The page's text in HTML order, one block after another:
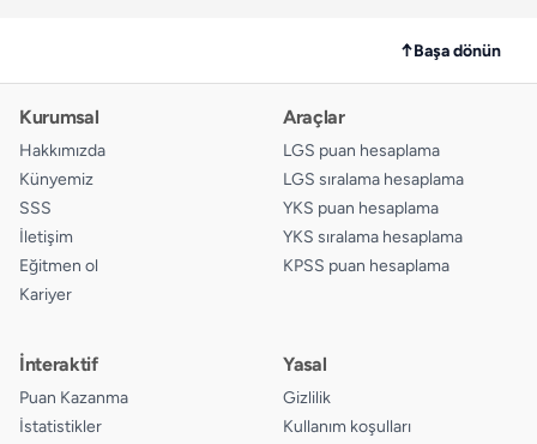
↑Başa dönün
Kurumsal
Hakkımızda
Künyemiz
SSS
İletişim
Eğitmen ol
Kariyer
Araçlar
LGS puan hesaplama
LGS sıralama hesaplama
YKS puan hesaplama
YKS sıralama hesaplama
KPSS puan hesaplama
İnteraktif
Puan Kazanma
İstatistikler
Yasal
Gizlilik
Kullanım koşulları